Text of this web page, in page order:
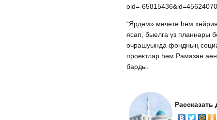
oid=-
“Ярдәм» мәчете һәм
ясап, быелга үз планнары
очрашуында фондның
проектлар һәм Рамазан аен
барды.
Рассказать